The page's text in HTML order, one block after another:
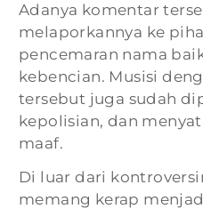
Adanya komentar
melaporkannya ke
pencemaran nama
kebencian. Musisi
tersebut juga sudah
kepolisian, dan
maaf.
Di luar dari
memang kerap